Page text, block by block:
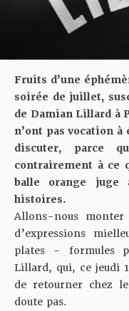
Fruits d’une
soirée de juillet,
de Damian Lillard à
n’ont pas vocation
discuter, parce
contrairement à ce
balle orange juge
histoires.
Allons-nous monter
d’expressions
plates – formules
Lillard, qui, ce jeudi
de retourner chez
doute pas.